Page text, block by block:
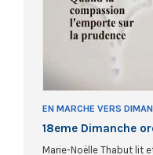
EN MARCHE VERS
18eme Dimanche
Marie-Noëlle Thabut lit